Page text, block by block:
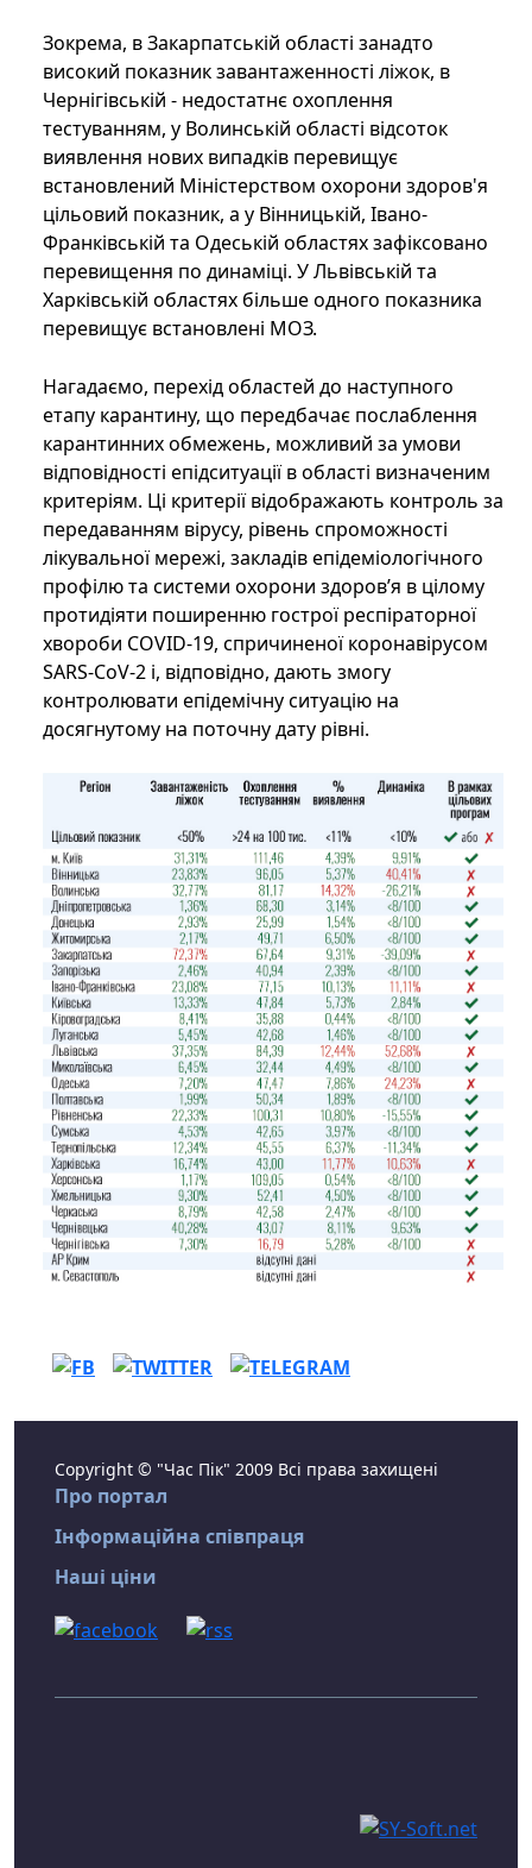
Зокрема, в Закарпатській області занадто
високий показник завантаженності ліжок, в
Чернігівській - недостатнє охоплення
тестуванням, у Волинській області відсоток
виявлення нових випадків перевищує
встановлений Міністерством охорони здоров'я
цільовий показник, а у Вінницькій, Івано-
Франківській та Одеській областях зафіксовано
перевищення по динаміці. У Львівській та
Харківській областях більше одного показника
перевищує встановлені МОЗ.
Нагадаємо, перехід областей до наступного
етапу карантину, що передбачає послаблення
карантинних обмежень, можливий за умови
відповідності епідситуації в області визначеним
критеріям. Ці критерії відображають контроль за
передаванням вірусу, рівень спроможності
лікувальної мережі, закладів епідеміологічного
профілю та системи охорони здоров’я в цілому
протидіяти поширенню гострої респіраторної
хвороби COVID-19, спричиненої коронавірусом
SARS-CoV-2 і, відповідно, дають змогу
контролювати епідемічну ситуацію на
досягнутому на поточну дату рівні.
Copyright © "Час Пік" 2009 Всі права захищені
Про портал
Інформаційна співпраця
Наші ціни